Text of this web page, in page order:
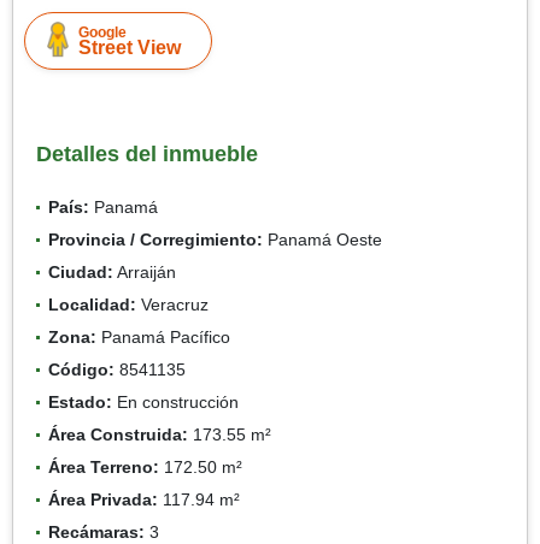
Google
Street View
Detalles del inmueble
País: Panamá
Provincia / Corregimiento: Panamá Oeste
Ciudad: Arraiján
Localidad: Veracruz
Zona: Panamá Pacífico
Código: 8541135
Estado: En construcción
Área Construida: 173.55 m²
Área Terreno: 172.50 m²
Área Privada: 117.94 m²
Recámaras: 3